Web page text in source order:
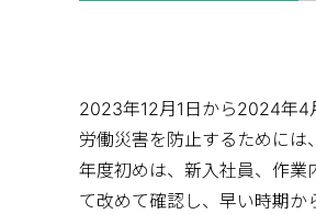
2023年12月1日から2024年4
労働災害を防止するためには
年度初めは、新入社員、作
て改めて確認し、早い時期か